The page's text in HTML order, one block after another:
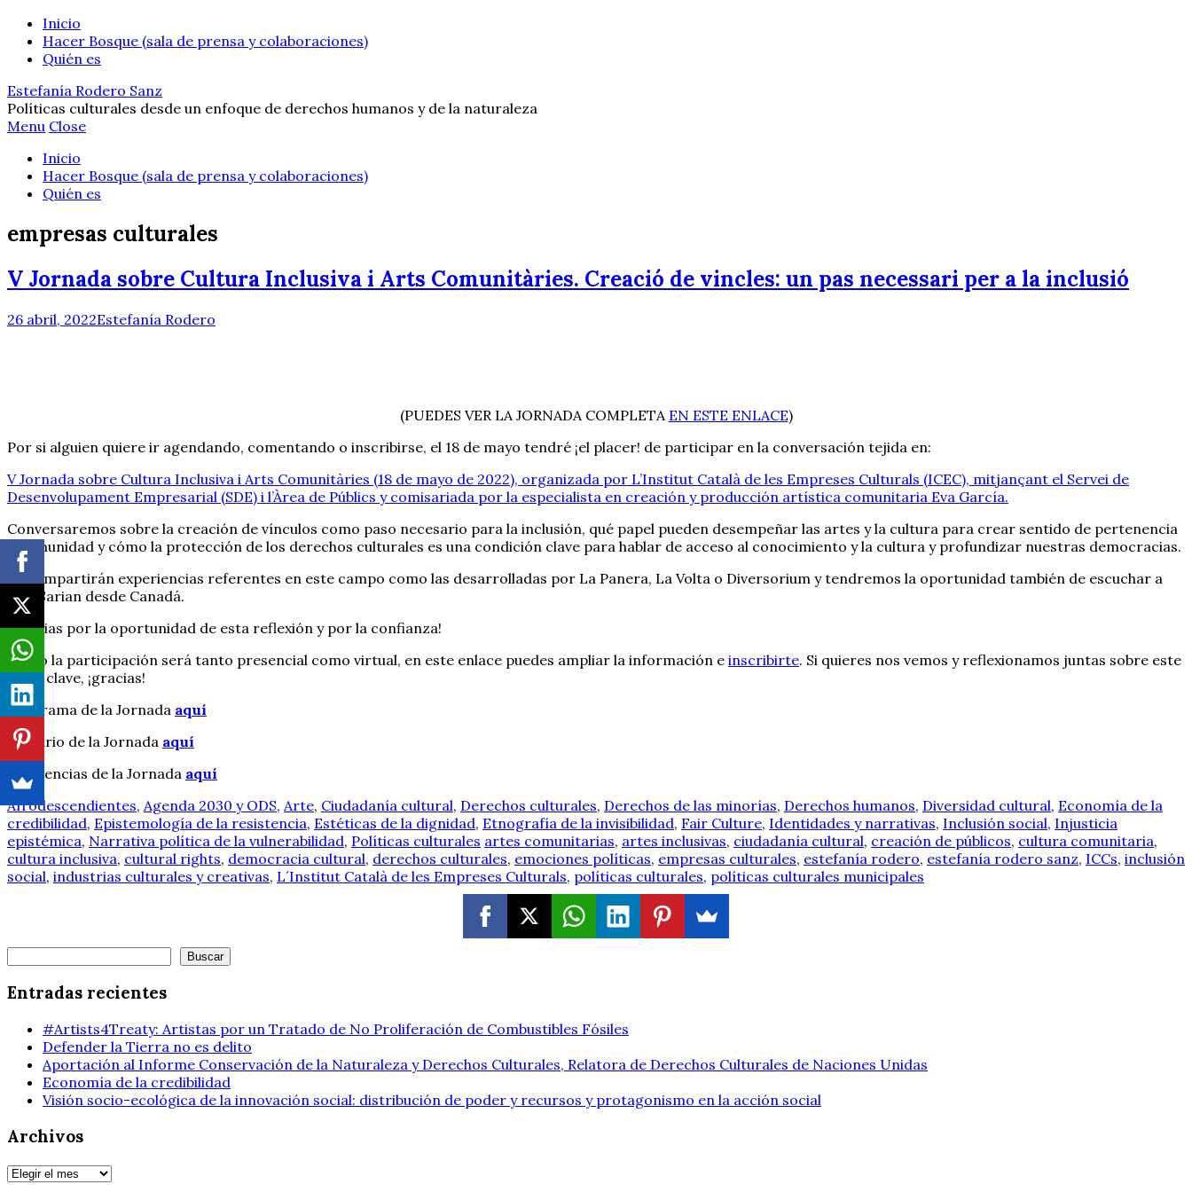
Inicio
Hacer Bosque (sala de prensa y colaboraciones)
Quién es
Estefanía Rodero Sanz
Políticas culturales desde un enfoque de derechos humanos y de la naturaleza
Menu Close
Inicio
Hacer Bosque (sala de prensa y colaboraciones)
Quién es
empresas culturales
V Jornada sobre Cultura Inclusiva i Arts Comunitàries. Creació de vincles: un pas necessari per a la inclusió
26 abril, 2022Estefanía Rodero
(PUEDES VER LA JORNADA COMPLETA EN ESTE ENLACE)
Por si alguien quiere ir agendando, comentando o inscribirse, el 18 de mayo tendré ¡el placer! de participar en la conversación tejida en:
V Jornada sobre Cultura Inclusiva i Arts Comunitàries (18 de mayo de 2022), organizada por L’Institut Català de les Empreses Culturals (ICEC), mitjançant el Servei de
Desenvolupament Empresarial (SDE) i l’Àrea de Públics y comisariada por la especialista en creación y producción artística comunitaria Eva García.
Conversaremos sobre la creación de vínculos como paso necesario para la inclusión, qué papel pueden desempeñar las artes y la cultura para crear sentido de pertenencia
y comunidad y cómo la protección de los derechos culturales es una condición clave para hablar de acceso al conocimiento y la cultura y profundizar nuestras democracias.
Se compartirán experiencias referentes en este campo como las desarrolladas por La Panera, La Volta o Diversorium y tendremos la oportunidad también de escuchar a
Alex Sarian desde Canadá.
¡Gracias por la oportunidad de esta reflexión y por la confianza!
Como la participación será tanto presencial como virtual, en este enlace puedes ampliar la información e inscribirte. Si quieres nos vemos y reflexionamos juntas sobre este
tema clave, ¡gracias!
Programa de la Jornada aquí
Glosario de la Jornada aquí
Referencias de la Jornada aquí
Afrodescendientes, Agenda 2030 y ODS, Arte, Ciudadanía cultural, Derechos culturales, Derechos de las minorías, Derechos humanos, Diversidad cultural, Economía de la
credibilidad, Epistemología de la resistencia, Estéticas de la dignidad, Etnografía de la invisibilidad, Fair Culture, Identidades y narrativas, Inclusión social, Injusticia
epistémica, Narrativa política de la vulnerabilidad, Políticas culturales artes comunitarias, artes inclusivas, ciudadanía cultural, creación de públicos, cultura comunitaria,
cultura inclusiva, cultural rights, democracia cultural, derechos culturales, emociones políticas, empresas culturales, estefanía rodero, estefanía rodero sanz, ICCs, inclusión
social, industrias culturales y creativas, L´Institut Català de les Empreses Culturals, políticas culturales, políticas culturales municipales
Buscar
Entradas recientes
#Artists4Treaty: Artistas por un Tratado de No Proliferación de Combustibles Fósiles
Defender la Tierra no es delito
Aportación al Informe Conservación de la Naturaleza y Derechos Culturales, Relatora de Derechos Culturales de Naciones Unidas
Economía de la credibilidad
Visión socio-ecológica de la innovación social: distribución de poder y recursos y protagonismo en la acción social
Archivos
Archivos